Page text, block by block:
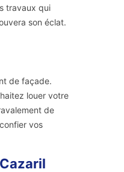
travaux qui
son éclat.
de façade.
louer votre
de
vos